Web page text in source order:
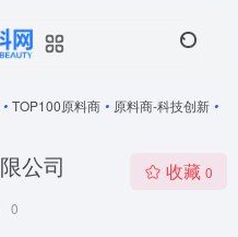
• TOP100原料商 • 原料商-科技创新 •
公司
0
收藏 0